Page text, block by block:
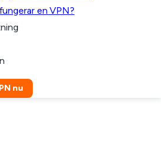
en VPN?
nu